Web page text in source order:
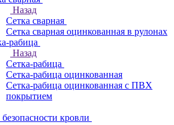
Назад
Сетка сварная
Сетка сварная оцинкованная в рулонах
рабица
Назад
Сетка-рабица
Сетка-рабица оцинкованная
Сетка-рабица оцинкованная с ПВХ
покрытием
кровли